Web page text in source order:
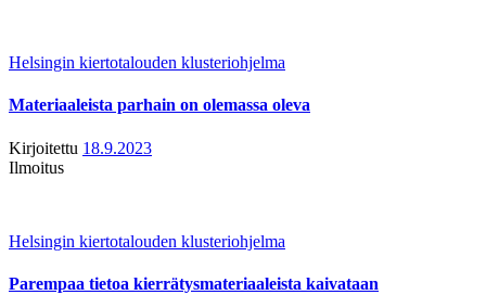
Helsingin kiertotalouden klusteriohjelma
Materiaaleista parhain on olemassa oleva
Kirjoitettu 18.9.2023
Ilmoitus
Helsingin kiertotalouden klusteriohjelma
Parempaa tietoa kierrätysmateriaaleista kaivataan